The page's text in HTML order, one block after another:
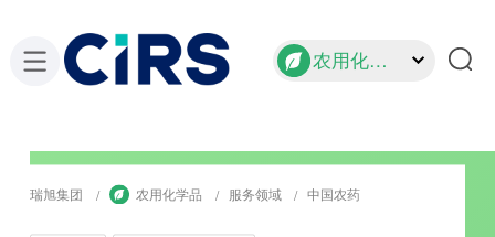
农用化学品
瑞旭集团 农用化学品 服务领域 中国农药